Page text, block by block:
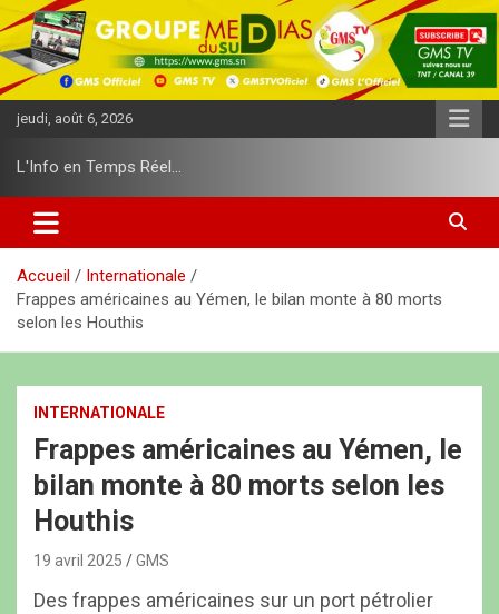
l
l
e
r
o
t
jeudi, août 6, 2026
L'Info en Temps Réel…
Accueil
Internationale
Frappes américaines au Yémen, le bilan monte à 80 morts
selon les Houthis
INTERNATIONALE
Frappes américaines au Yémen, le
bilan monte à 80 morts selon les
Houthis
19 avril 2025 GMS
Des frappes américaines sur un port pétrolier